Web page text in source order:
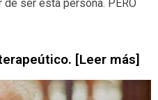
de ser esta persona. PERO
[Leer más]